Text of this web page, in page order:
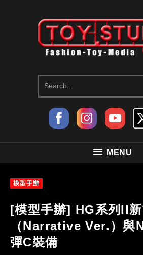
MENU
模型手辦
[模型手辦] HG系列II
（Narrative Ver.）與
彈C裝備